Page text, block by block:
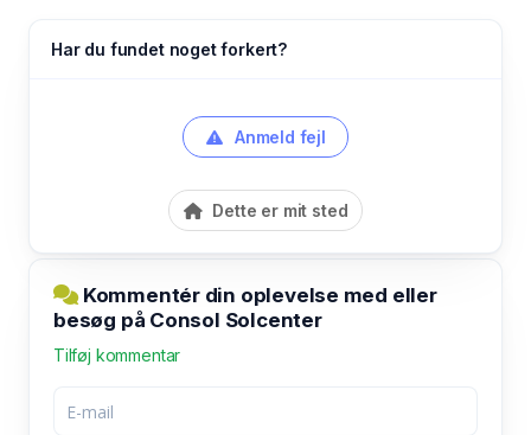
Har du fundet noget forkert?
Anmeld fejl
Dette er mit sted
Kommentér din oplevelse med eller
besøg på Consol Solcenter
Tilføj kommentar